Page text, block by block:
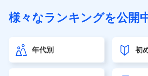
（https://www.sonylife.co.jp）
第一ネオ生命保険株式会社（https://
大樹生命保険株式会社（https://
様々なランキングを公開
年代別 初